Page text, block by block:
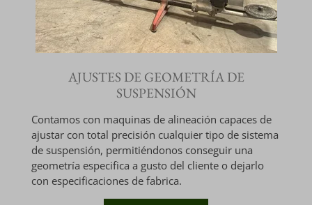
AJUSTES DE GEOMETRÍA DE
SUSPENSIÓN
Contamos con maquinas de alineación capaces de
ajustar con total precisión cualquier tipo de sistema
de suspensión, permitiéndonos conseguir una
geometría especifica a gusto del cliente o dejarlo
con especificaciones de fabrica.